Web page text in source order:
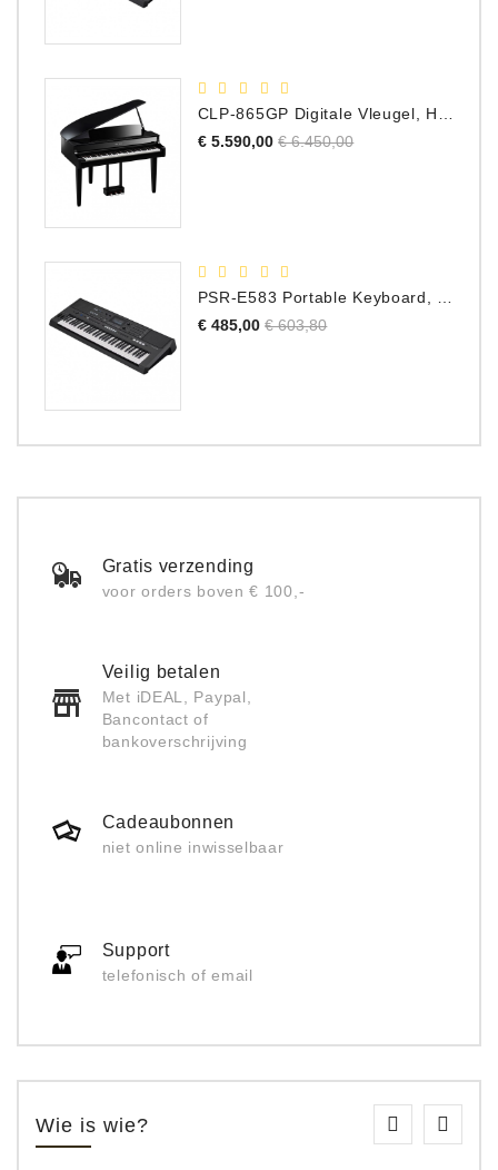
€ 5.590,00 Normale
€ 6.450,00Prijs
€ 485,00 Normale
€ 603,80Prijs
Gratis verzending
voor orders boven € 100,-
Veilig betalen
Met iDEAL, Paypal,
Bancontact of
bankoverschrijving
Cadeaubonnen
niet online inwisselbaar
Support
telefonisch of email
Wie is wie?